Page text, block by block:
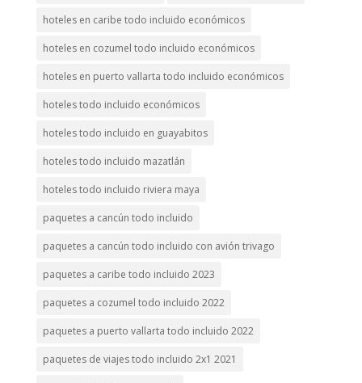
hoteles en caribe todo incluido económicos
hoteles en cozumel todo incluido económicos
hoteles en puerto vallarta todo incluido económicos
hoteles todo incluido económicos
hoteles todo incluido en guayabitos
hoteles todo incluido mazatlán
hoteles todo incluido riviera maya
paquetes a cancún todo incluido
paquetes a cancún todo incluido con avión trivago
paquetes a caribe todo incluido 2023
paquetes a cozumel todo incluido 2022
paquetes a puerto vallarta todo incluido 2022
paquetes de viajes todo incluido 2x1 2021